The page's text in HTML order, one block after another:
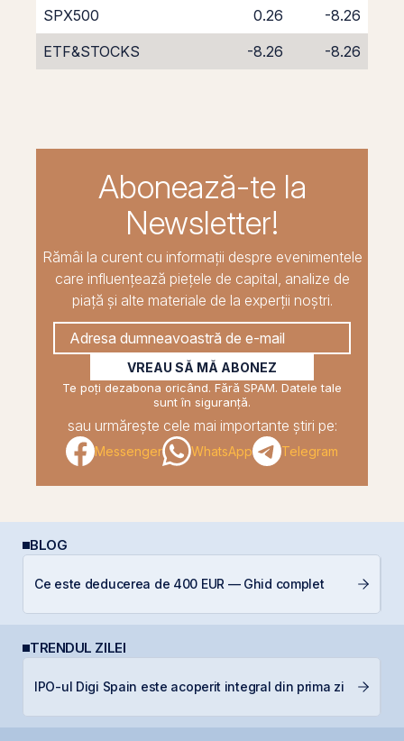
SPX500
0.26
-8.26
ETF&STOCKS
-8.26 -8.26
Abonează-te la
Newsletter!
Rămâi la curent cu informații despre evenimentele
care influențează piețele de capital, analize de
piață și alte materiale de la experții noștri.
VREAU SĂ MĂ ABONEZ
Te poți dezabona oricând. Fără SPAM. Datele tale
sunt în siguranță.
sau urmărește cele mai importante știri pe:
Messenger WhatsApp Telegram
BLOG
Ce este deducerea de 400 EUR — Ghid complet
TRENDUL ZILEI
IPO-ul Digi Spain este acoperit integral din prima zi